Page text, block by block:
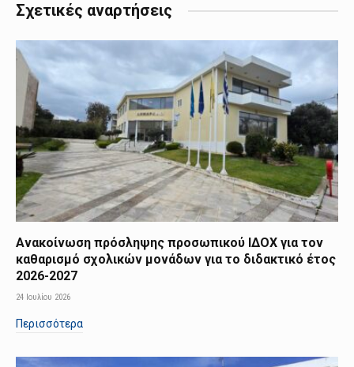
Σχετικές αναρτήσεις
Ανακοίνωση πρόσληψης προσωπικού ΙΔΟΧ για τον
καθαρισμό σχολικών μονάδων για το διδακτικό έτος
2026-2027
24 Ιουλίου 2026
Περισσότερα